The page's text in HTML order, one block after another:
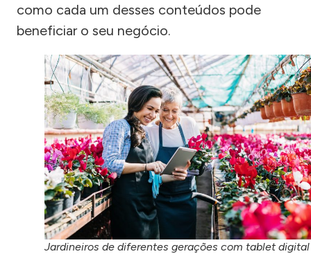
como cada um desses conteúdos pode
beneficiar o seu negócio.
Jardineiros de diferentes gerações com tablet digital